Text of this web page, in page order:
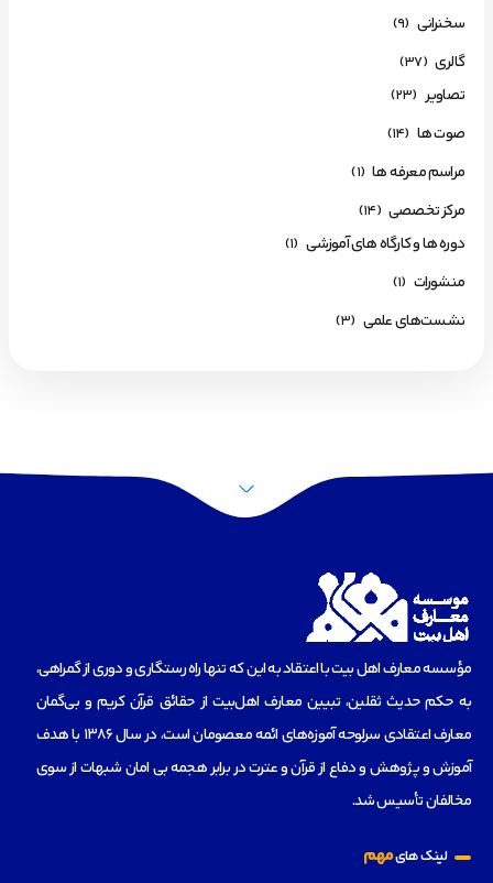
سخنرانی (9)
گالری (37)
تصاویر (23)
صوت ها (14)
مراسم معرفه ها (1)
مرکز تخصصی (14)
دوره ها و کارگاه های آموزشی (1)
منشورات (1)
نشست‌های علمی (3)
مؤسسه‌ معارف اهل بیت با اعتقاد به این که تنها راه رستگاری و دوری از گمراهی،
به حکم حدیث ثقلین، تبیین معارف اهل‌بیت از حقائق قرآن کریم و بی‌گمان
معارف اعتقادی سرلوحه آموزه‌های ائمه معصومان است، در سال 1386 با هدف
آموزش و پژوهش و دفاع از قرآن و عترت در برابر هجمه بی امان شبهات از سوی
مخالفان تأسیس شد.
لینک هایمهم